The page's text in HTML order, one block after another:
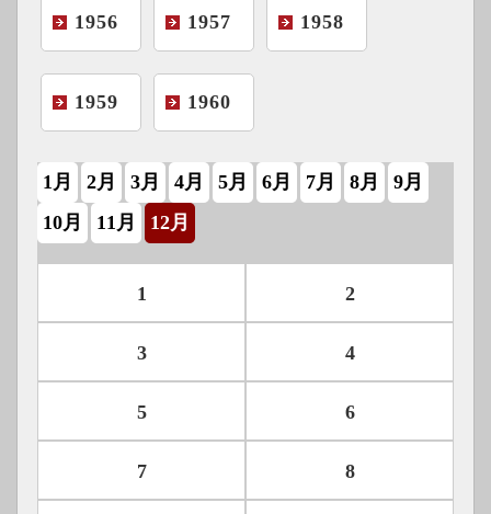
1956 1957 1958
1959 1960
1月 2月 3月 4月 5月 6月 7月 8月
9月
10月
11月 12月
1 2
3 4
5 6
7 8